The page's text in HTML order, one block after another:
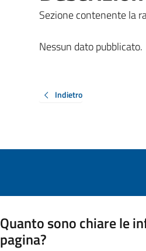
Sezione contenente la
Nessun dato pubblicato.
Indietro
Quanto sono chiare le
pagina?